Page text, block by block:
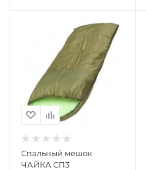
Спальный мешок
ЧАЙКА СП3